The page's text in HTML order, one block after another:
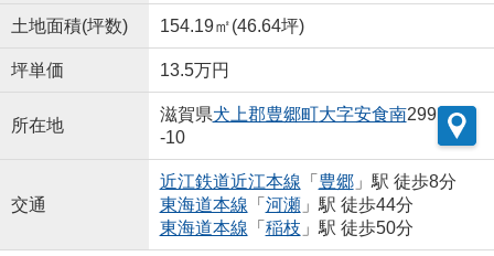
土地面積(坪数) 154.19㎡(46.64坪)
坪単価 13.5万円
所在地
滋賀県犬上郡豊郷町大字安食南299
-10
交通
近江鉄道近江本線 「 豊郷」駅 徒歩8分
東海道本線 「 河瀬」駅 徒歩44分
東海道本線 「 稲枝 」駅 徒歩50分